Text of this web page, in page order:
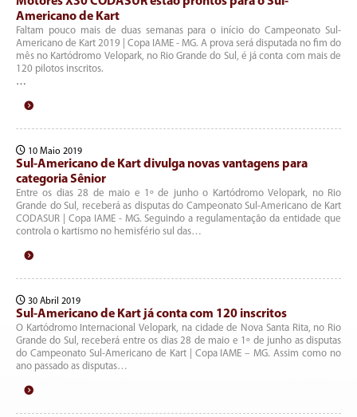
Americano de Kart
Faltam pouco mais de duas semanas para o início do Campeonato Sul-
Americano de Kart 2019 | Copa IAME - MG. A prova será disputada no fim do
mês no Kartódromo Velopark, no Rio Grande do Sul, é já conta com mais de
120 pilotos inscritos.
…
10 Maio 2019
Sul-Americano de Kart divulga novas vantagens para
categoria Sênior
Entre os dias 28 de maio e 1º de junho o Kartódromo Velopark, no Rio
Grande do Sul, receberá as disputas do Campeonato Sul-Americano de Kart
CODASUR | Copa IAME - MG. Seguindo a regulamentação da entidade que
controla o kartismo no hemisfério sul das…
30 Abril 2019
Sul-Americano de Kart já conta com 120 inscritos
O Kartódromo Internacional Velopark, na cidade de Nova Santa Rita, no Rio
Grande do Sul, receberá entre os dias 28 de maio e 1º de junho as disputas
do Campeonato Sul-Americano de Kart | Copa IAME – MG. Assim como no
ano passado as disputas…